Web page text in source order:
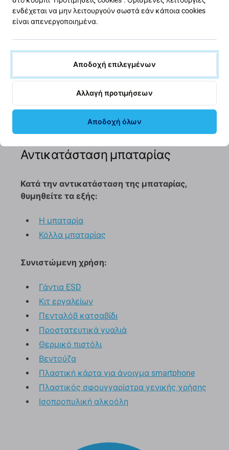
Αντικατάσταση μπαταρίας
Κατά την αντικατάσταση της μπαταρίας,
θυμηθείτε τα εξής:
Η μπαταρία
Κόλλα μπαταρίας
Συνιστώμενη χρήση:
Γάντια ESD
Κιτ εργαλείων
Πενταλόβ κατσαβίδι
Προστατευτικά γυαλιά
Θερμικό πιστόλι
Βεντούζα
Πλαστική κάρτα για άνοιγμα smartphone
Πλαστικός σφουγγαρίστρα γενικής χρήσης
Ισοπροπυλική αλκοόλη
ενδέχεται να μην λειτουργούν σωστά εάν κάποια cookies
είναι απενεργοποιημένα.
Αποδοχή επιλεγμένων
Αλλαγή προτιμήσεων
Αποδοχή όλων